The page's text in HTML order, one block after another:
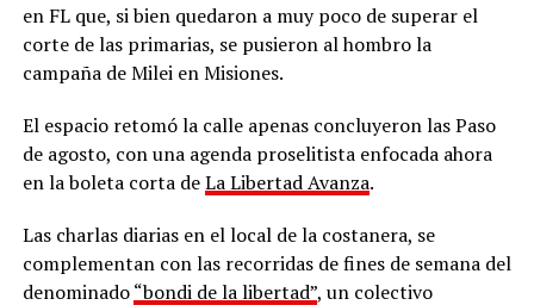
en FL que, si bien quedaron a muy poco de superar el
corte de las primarias, se pusieron al hombro la
campaña de Milei en Misiones.
El espacio retomó la calle apenas concluyeron las Paso
de agosto, con una agenda proselitista enfocada ahora
en la boleta corta deLa Libertad Avanza.
Las charlas diarias en el local de la costanera, se
complementan con las recorridas de fines de semana del
denominado“bondi de la libertad”, un colectivo